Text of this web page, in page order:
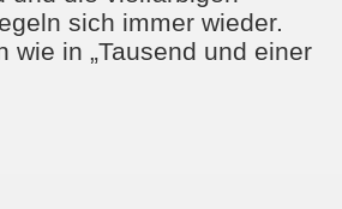
sich immer wieder.
wie in „Tausend und einer